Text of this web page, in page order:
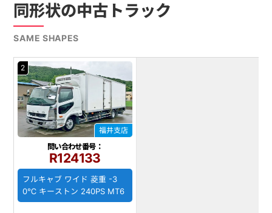
同形状の中古トラック
SAME SHAPES
2
福井支店
問い合わせ番号：
R124133
フルキャブ ワイド 菱重 -3
0℃ キーストン 240PS MT6